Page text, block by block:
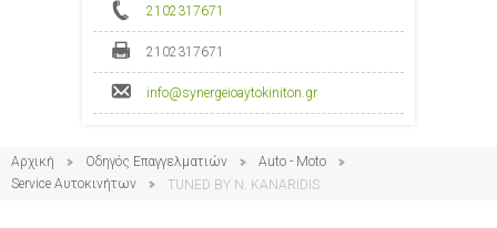
2102317671
2102317671
info@synergeioaytokiniton.gr
Αρχική Οδηγός Επαγγελματιών
Auto - Moto
Service Αυτοκινήτων
TUNED BY N. KANARIDIS